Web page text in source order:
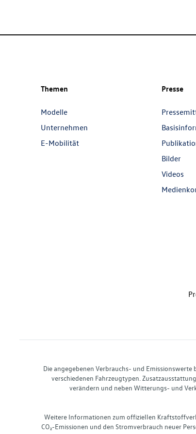
Themen
Modelle
Unternehmen
E-Mobilität
Presse
Bilder
Videos
Die angegebenen Verbrauchs- und
verschiedenen Fahrzeugtypen.
verändern und neben Witterungs- und
Weitere Informationen zum offiziellen
CO₂-Emissionen und den Stromverbrauch neuer